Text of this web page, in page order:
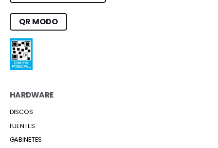
QR MODO
HARDWARE
DISCOS
FUENTES
GABINETES